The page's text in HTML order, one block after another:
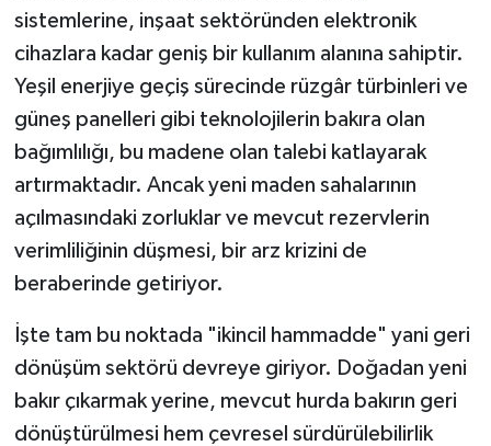
sistemlerine, inşaat sektöründen elektronik
cihazlara kadar geniş bir kullanım alanına sahiptir.
Yeşil enerjiye geçiş sürecinde rüzgâr türbinleri ve
güneş panelleri gibi teknolojilerin bakıra olan
bağımlılığı, bu madene olan talebi katlayarak
artırmaktadır. Ancak yeni maden sahalarının
açılmasındaki zorluklar ve mevcut rezervlerin
verimliliğinin düşmesi, bir arz krizini de
beraberinde getiriyor.
İşte tam bu noktada "ikincil hammadde" yani geri
dönüşüm sektörü devreye giriyor. Doğadan yeni
bakır çıkarmak yerine, mevcut hurda bakırın geri
dönüştürülmesi hem çevresel sürdürülebilirlik